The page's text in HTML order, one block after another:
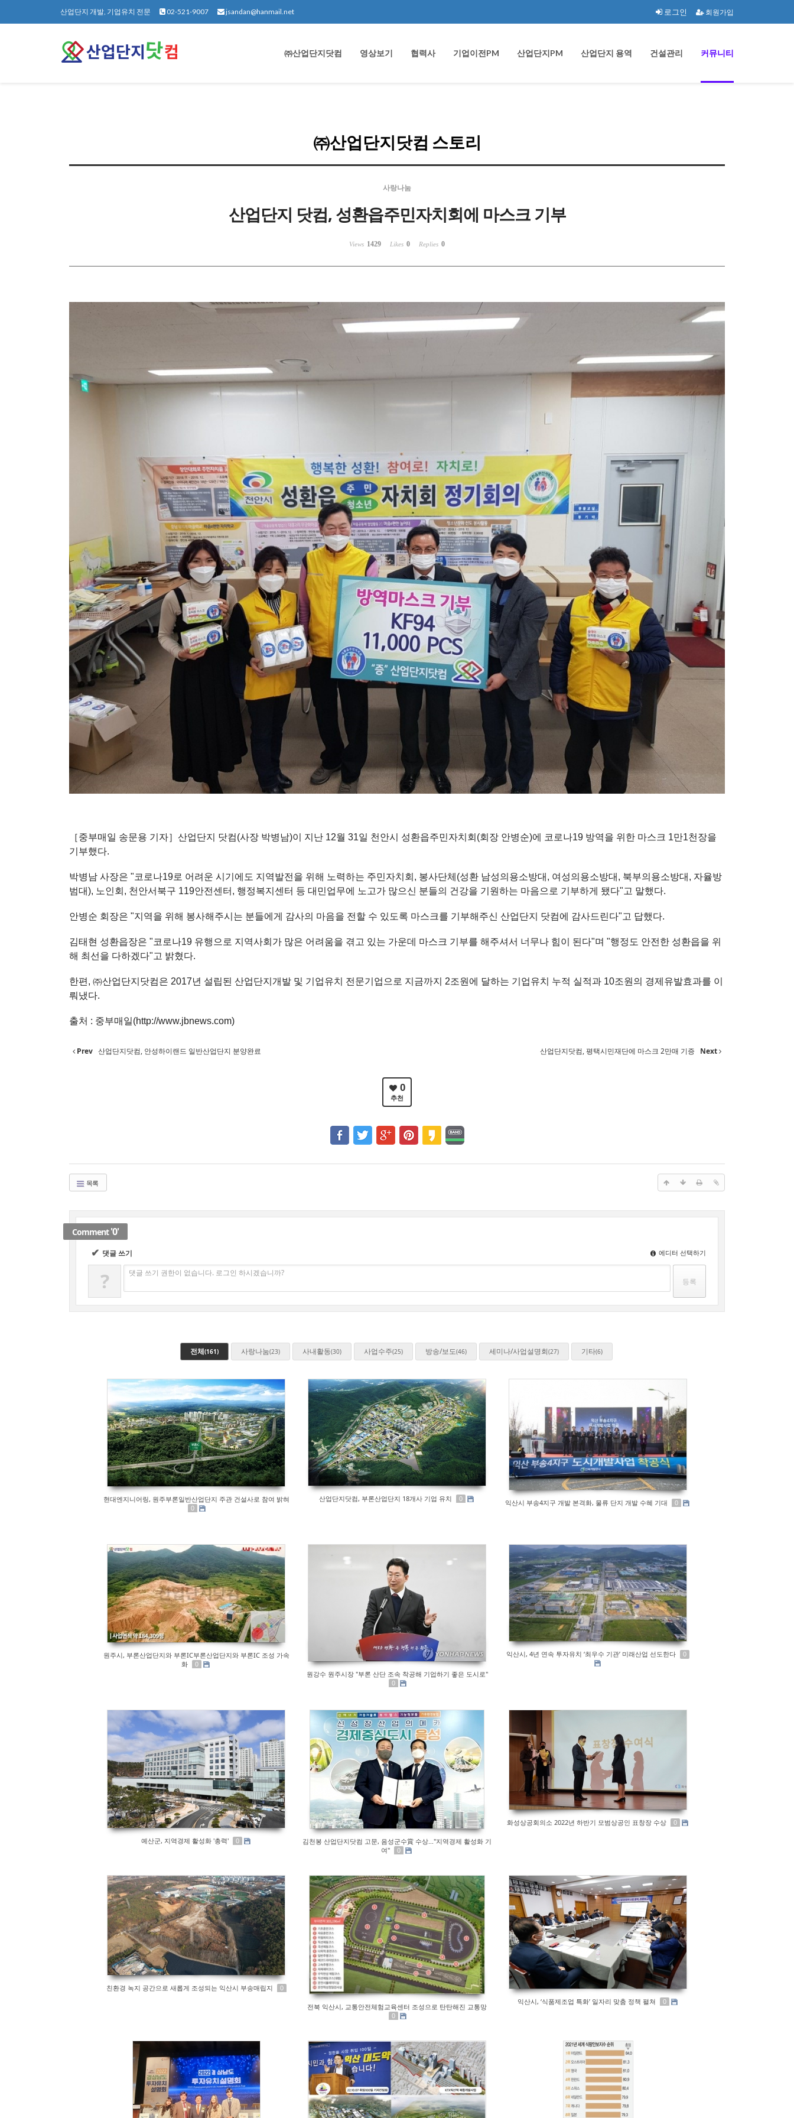
산업단지 개발, 기업유치 전문 02-521-9007 jsandan@hanmail.net 로그인 회원가입
㈜산업단지닷컴 영상보기 협력사 기업이전PM 산업단지PM 산업단지 용역 건설관리 커뮤니티
㈜산업단지닷컴 스토리
사랑나눔
산업단지 닷컴, 성환읍주민자치회에 마스크 기부
Views 1429 Likes 0 Replies 0
［중부매일 송문용 기자］산업단지 닷컴(사장 박병남)이 지난 12월 31일 천안시 성환읍주민자치회(회장 안병순)에 코로나19 방역을 위한 마스크 1만1천장을
기부했다.
박병남 사장은 "코로나19로 어려운 시기에도 지역발전을 위해 노력하는 주민자치회, 봉사단체(성환 남성의용소방대, 여성의용소방대, 북부의용소방대, 자율방
범대), 노인회, 천안서북구 119안전센터, 행정복지센터 등 대민업무에 노고가 많으신 분들의 건강을 기원하는 마음으로 기부하게 됐다"고 말했다.
안병순 회장은 "지역을 위해 봉사해주시는 분들에게 감사의 마음을 전할 수 있도록 마스크를 기부해주신 산업단지 닷컴에 감사드린다"고 답했다.
김태현 성환읍장은 "코로나19 유행으로 지역사회가 많은 어려움을 겪고 있는 가운데 마스크 기부를 해주셔서 너무나 힘이 된다"며 "행정도 안전한 성환읍을 위
해 최선을 다하겠다"고 밝혔다.
한편, ㈜산업단지닷컴은 2017년 설립된 산업단지개발 및 기업유치 전문기업으로 지금까지 2조원에 달하는 기업유치 누적 실적과 10조원의 경제유발효과를 이
뤄냈다.
출처 : 중부매일(http://www.jbnews.com)
Prev 산업단지닷컴, 안성하이랜드 일반산업단지 분양완료 산업단지닷컴, 평택시민재단에 마스크 2만매 기증 Next
0
추천
목록
Comment'0'
✔ 댓글 쓰기 에디터 선택하기
? 댓글 쓰기 권한이 없습니다. 로그인 하시겠습니까?
전체(161) 사랑나눔(23) 사내활동(30) 사업수주(25) 방송/보도(46) 세미나/사업설명회(27) 기타(6)
현대엔지니어링, 원주부론일반산업단지 주관 건설사로 참여 밝혀
0
산업단지닷컴, 부론산업단지 18개사 기업 유치 0 익산시 부송4지구 개발 본격화, 물류 단지 개발 수혜 기대 0
원주시, 부론산업단지와 부론IC부론산업단지와 부론IC 조성 가속
화
0
원강수 원주시장 "부론 산단 조속 착공해 기업하기 좋은 도시로"
0
익산시, 4년 연속 투자유치 ‘최우수 기관’ 미래산업 선도한다 0
예산군, 지역경제 활성화 '총력' 0
김천봉 산업단지닷컴 고문, 음성군수賞 수상..."지역경제 활성화 기
여"
0
화성상공회의소 2022년 하반기 모범상공인 표창장 수상 0
친환경 녹지 공간으로 새롭게 조성되는 익산시 부송매립지 0
전북 익산시, 교통안전체험교육센터 조성으로 탄탄해진 교통망
0
익산시, ‘식품제조업 특화’ 일자리 맞춤 정책 펼쳐 0